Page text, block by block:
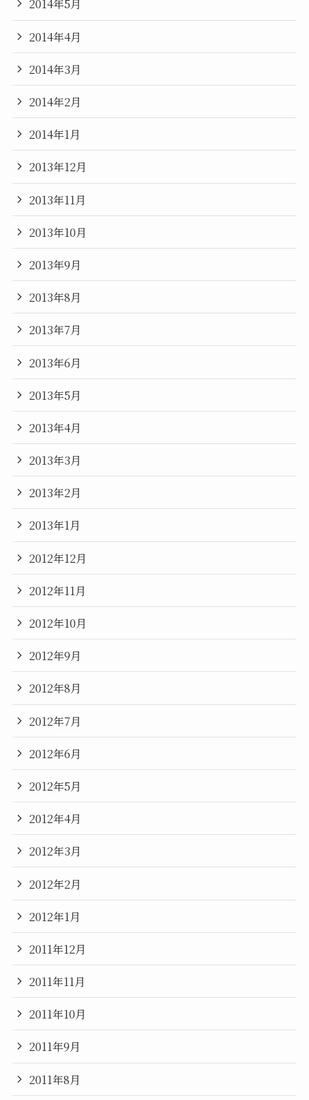
2014年5月
2014年4月
2014年3月
2014年2月
2014年1月
2013年12月
2013年11月
2013年10月
2013年9月
2013年8月
2013年7月
2013年6月
2013年5月
2013年4月
2013年3月
2013年2月
2013年1月
2012年12月
2012年11月
2012年10月
2012年9月
2012年8月
2012年7月
2012年6月
2012年5月
2012年4月
2012年3月
2012年2月
2012年1月
2011年12月
2011年11月
2011年10月
2011年9月
2011年8月